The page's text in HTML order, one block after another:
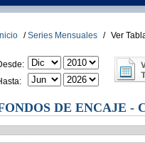
Inicio / Series Mensuales / Ver
DE ENCAJE -